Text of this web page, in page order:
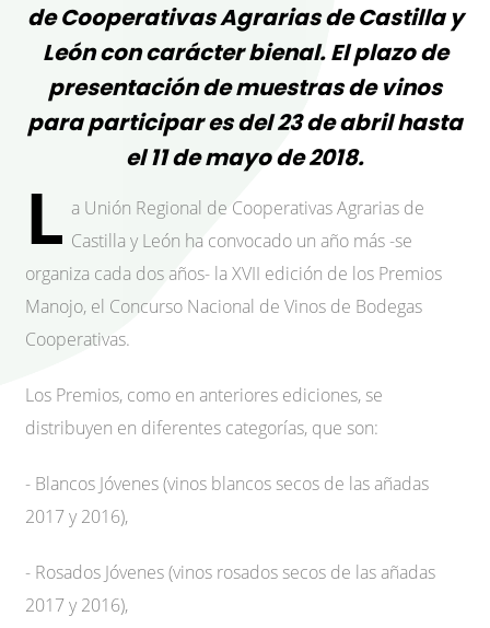
de Cooperativas Agrarias de Castilla y
León con carácter bienal. El plazo de
presentación de muestras de vinos
para participar es del 23 de abril hasta
el 11 de mayo de 2018.
L a Unión Regional de Cooperativas Agrarias de
Castilla y León ha convocado un año más -se
organiza cada dos años- la XVII edición de los Premios
Manojo, el Concurso Nacional de Vinos de Bodegas
Cooperativas.
Los Premios, como en anteriores ediciones, se
distribuyen en diferentes categorías, que son:
- Blancos Jóvenes (vinos blancos secos de las añadas
2017 y 2016),
- Rosados Jóvenes (vinos rosados secos de las añadas
2017 y 2016),